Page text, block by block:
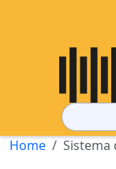
Pesquisar
por:
Home
Sistema